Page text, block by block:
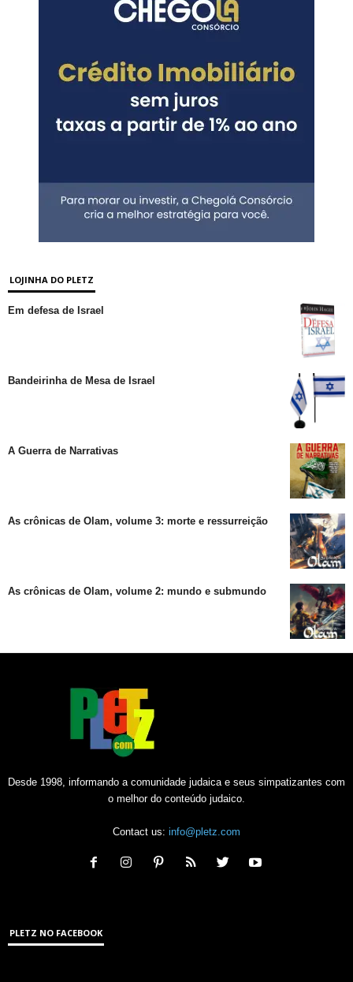
LOJINHA DO PLETZ
Em defesa de Israel
Bandeirinha de Mesa de Israel
A Guerra de Narrativas
As crônicas de Olam, volume 3: morte e ressurreição
As crônicas de Olam, volume 2: mundo e submundo
Desde 1998, informando a comunidade judaica e seus simpatizantes com
o melhor do conteúdo judaico.
Contact us: info@pletz.com
PLETZ NO FACEBOOK